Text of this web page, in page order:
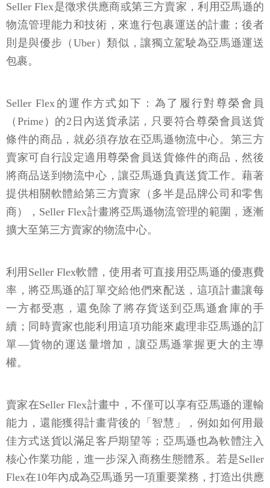
Seller Flex是徵求供應商或第三方賣家，利用亞馬遜的
物流管理能力和技術，來進行包裹運送的計畫；後者
則是與優步（Uber）類似，讓獨立駕駛為亞馬遜運送
包裹。
Seller Flex的運作方式如下：為了履行對尊榮會員
（Prime）的2日內送貨承諾，只要符合尊榮會員送貨
條件的商品，就必須存放在亞馬遜物流中心。第三方
賣家可自行設定適用尊榮會員送貨條件的商品，然後
將商品送到物流中心，讓亞馬遜負責送貨工作。藉著
提供相關軟體給第三方賣家（多半是品牌公司和零售
商），Seller Flex計畫將亞馬遜物流管理的範圍，逐漸
擴大至第三方賣家的物流中心。
利用Seller Flex軟體，使用者可直接用亞馬遜的優惠費
率，將亞馬遜的訂單交給他們來配送，這項計畫讓每
一方都受惠，還免除了將存貨送到亞馬遜倉庫的手
續；同時賣家也能利用這項功能來處理非亞馬遜的訂
單—貨物的運送量增加，讓亞馬遜掌握更大的主導
權。
賣家在Seller Flex計畫中，不僅可以享有亞馬遜的運輸
能力，還能獲得計畫背後的「智慧」，例如如何用最
佳方式送貨以滿足客戶期望等；亞馬遜也為軟體注入
核心作業功能，進一步深入商務生態體系。若是Seller
Flex在10年內成為亞馬遜另一項重要業務，打造出供應